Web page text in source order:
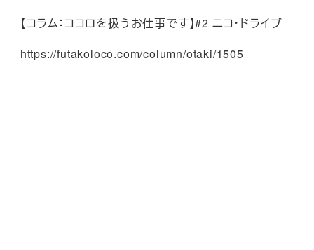
【コラム：ココロを扱うお仕事です】#2 ニコ・ドライブ
https://futakoloco.com/column/otaki/1505